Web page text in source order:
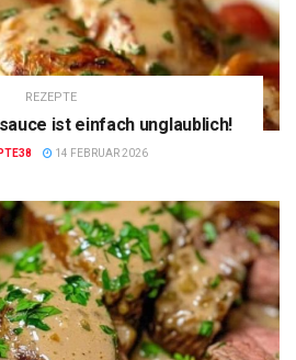
REZEPTE
ist einfach unglaublich!
14 FEBRUAR 2026